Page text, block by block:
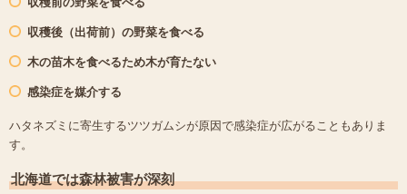
収穫後（出荷前）の野菜を食べる
木の苗木を食べるため木が育たない
感染症を媒介する
ハタネズミに寄生するツツガムシが原因で感染症が広がることもありま
す。
北海道では森林被害が深刻